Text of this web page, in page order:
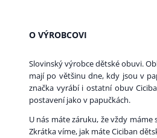
O VÝROBCOVI
Slovinský výrobce dětské obuvi.
mají po většinu dne, kdy jsou v
značka vyrábí i ostatní obuv
postavení jako v papučkách.
U nás máte záruku, že vždy
Zkrátka víme, jak máte Ciciban